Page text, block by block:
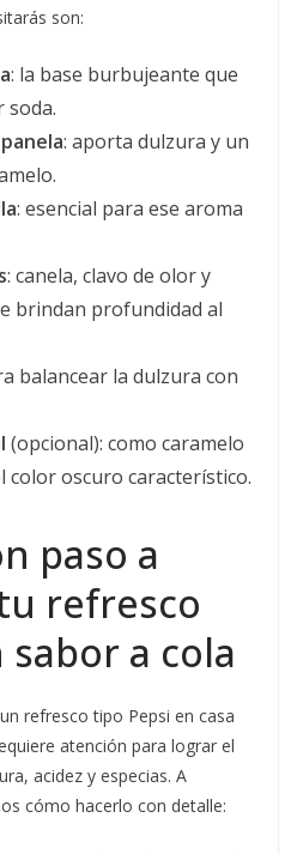
son:
: la base burbujeante que
soda.
: aporta dulzura y un
: esencial para ese aroma
: canela, clavo de olor y
brindan profundidad al
balancear la dulzura con
(opcional): como caramelo
color oscuro característico.
paso a
refresco
a cola
refresco tipo Pepsi en casa
atención para lograr el
acidez y especias. A
cómo hacerlo con detalle: